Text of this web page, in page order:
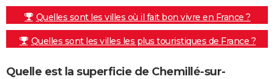
Quelles sont les villes où il fait bon vivre en France ?
Quelles sont les villes les plus touristiques de France ?
Quelle est la superficie de Chemillé-sur-